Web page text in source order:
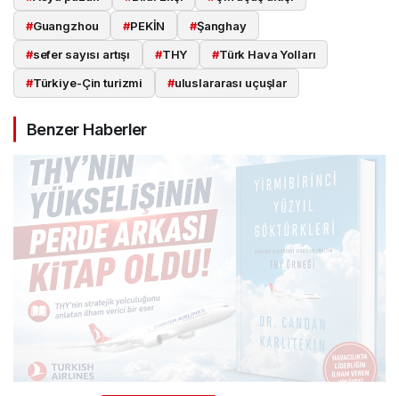
#Guangzhou #PEKİN #Şanghay
#sefer sayısı artışı #THY #Türk Hava Yolları
#Türkiye-Çin turizmi #uluslararası uçuşlar
Benzer Haberler